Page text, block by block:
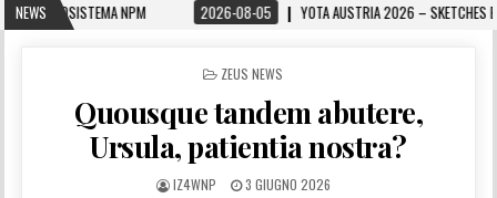
NEWS
NPM 2026-08-05 YOTA AUSTRIA 2026 – SKETCHES BY MILO, M9ILO
POSTED IN
ZEUS NEWS
Quousque tandem abutere,
Ursula, patientia nostra?
IZ4WNP 3 GIUGNO 2026